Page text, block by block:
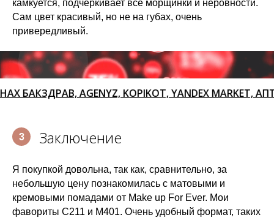
камкуется, подчеркивает все морщинки и неровности.
Сам цвет красивый, но не на губах, очень
привередливый.
KOPIKOT, YANDEX MARKET, АПТЕКАРУ,
3 Заключение
Я покупкой довольна, так как, сравнительно, за
небольшую цену познакомилась с матовыми и
кремовыми помадами от Make up For Ever. Мои
фавориты С211 и М401. Очень удобный формат, таких